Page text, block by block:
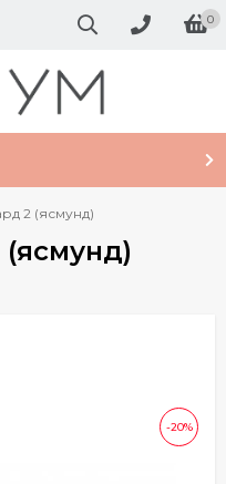
0
2 (ясмунд)
-20%